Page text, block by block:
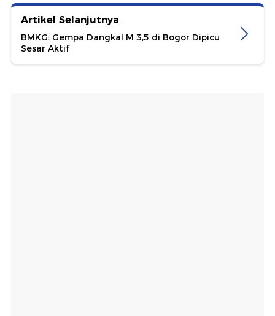
Artikel Selanjutnya
BMKG: Gempa Dangkal M 3,5 di Bogor Dipicu
Sesar Aktif